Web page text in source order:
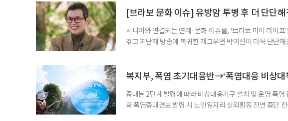
준비부터 구직 수당까지 고용노동부 국민취업지원제도 구
업 지원 계획을 세
[브라보 문화 이슈] 유방암 투병 후 더 단단
시니어와 연결되는 연예·문화 이슈를, ‘브라보 마이 라이
겪고 지난해 방송에 복귀한 개그우먼 박미선이 더욱 단단
까. 오랜 방송 생활 뒤 전해진 투병 소식 박미선은 재치 있는
복지부, 폭염 초기대응반→‘폭염대응 비상대
중대본 2단계 발령에 따라 비상대응기구 설치 및 운영 폭
화 폭염중대경보 발령 시 노인일자리 실외활동 전면 중단